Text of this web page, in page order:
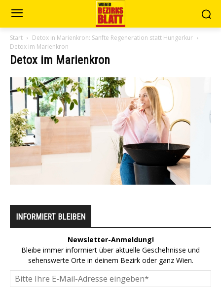
Start
Detox in Marienkron: Sanfte Regeneration statt Hungerkur
Detox im Marienkron
Detox im Marienkron
INFORMIERT BLEIBEN
Newsletter-Anmeldung!
Bleibe immer informiert über aktuelle Geschehnisse und
sehenswerte Orte in deinem Bezirk oder ganz Wien.